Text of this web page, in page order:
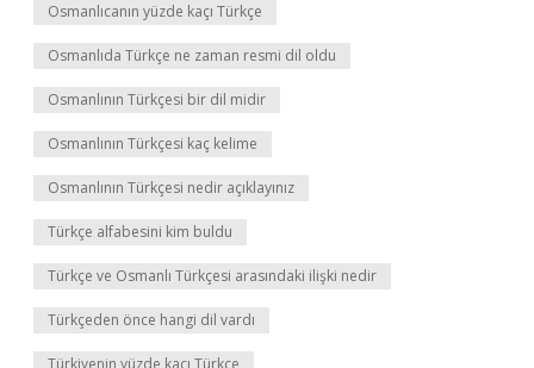
Osmanlıcanın yüzde kaçı Türkçe
Osmanlıda Türkçe ne zaman resmi dil oldu
Osmanlının Türkçesi bir dil midir
Osmanlının Türkçesi kaç kelime
Osmanlının Türkçesi nedir açıklayınız
Türkçe alfabesini kim buldu
Türkçe ve Osmanlı Türkçesi arasındaki ilişki nedir
Türkçeden önce hangi dil vardı
Türkiyenin yüzde kaçı Türkçe